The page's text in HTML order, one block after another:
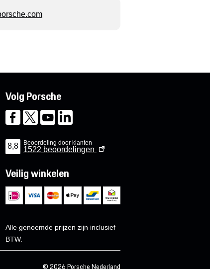
Volg Porsche
8,8 Beoordeling door klanten
1522 beoordelingen
Veilig winkelen
Alle genoemde prijzen zijn inclusief
BTW.
© 2026 Porsche Nederland